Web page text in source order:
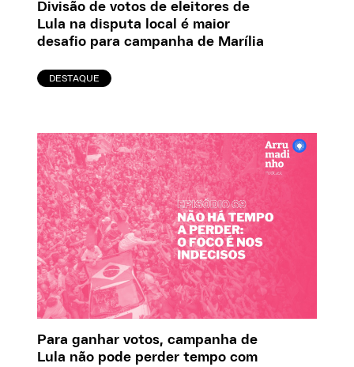
Divisão de votos de eleitores de
Lula na disputa local é maior
desafio para campanha de Marília
DESTAQUE
Para ganhar votos, campanha de
Lula não pode perder tempo com